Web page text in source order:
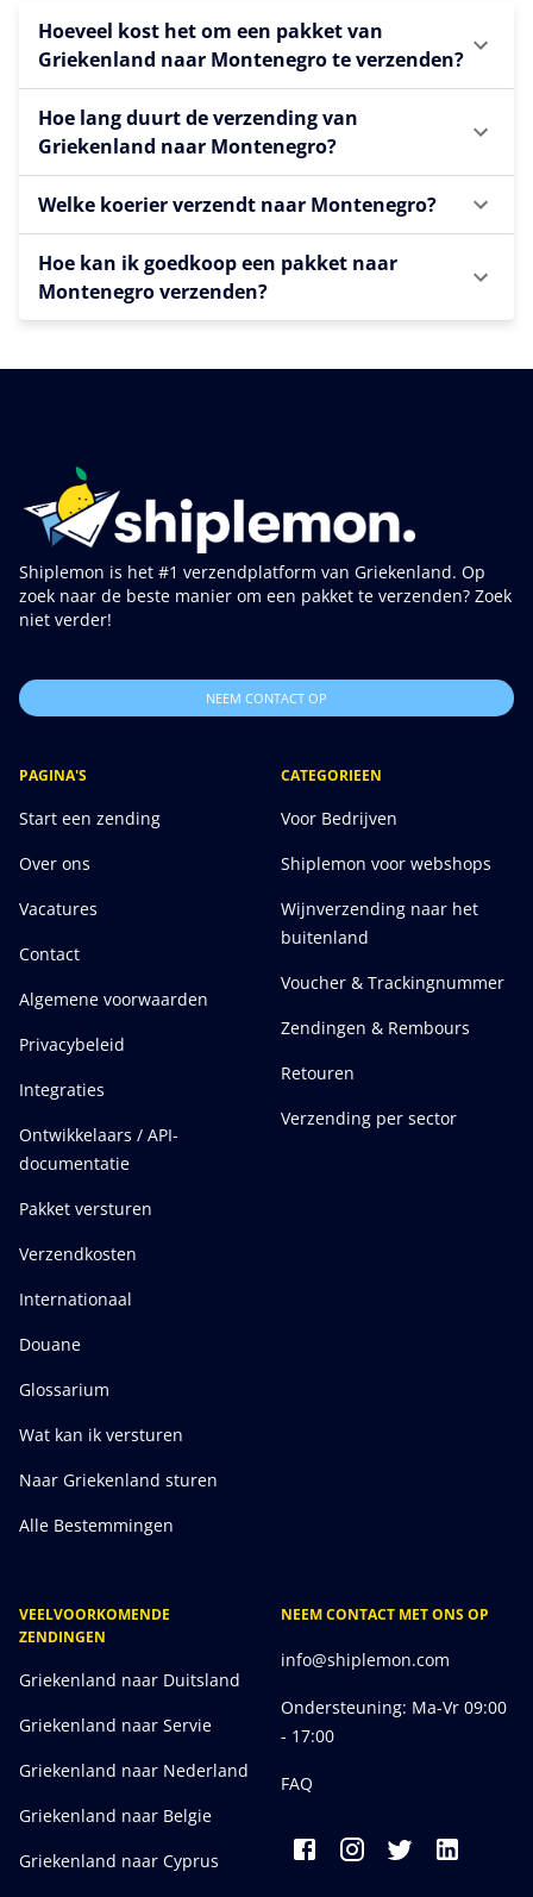
Hoeveel kost het om een pakket van
Griekenland naar Montenegro te verzenden?
Hoe lang duurt de verzending van
Griekenland naar Montenegro?
Welke koerier verzendt naar Montenegro?
Hoe kan ik goedkoop een pakket naar
Montenegro verzenden?
Shiplemon is het #1 verzendplatform van Griekenland. Op
zoek naar de beste manier om een pakket te verzenden? Zoek
niet verder!
NEEM CONTACT OP
PAGINA'S
Start een zending
Over ons
Vacatures
Contact
Algemene voorwaarden
Privacybeleid
Integraties
Ontwikkelaars / API-
documentatie
Pakket versturen
Verzendkosten
Internationaal
Douane
Glossarium
Wat kan ik versturen
Naar Griekenland sturen
Alle Bestemmingen
CATEGORIEEN
Voor Bedrijven
Shiplemon voor webshops
Wijnverzending naar het
buitenland
Voucher & Trackingnummer
Zendingen & Rembours
Retouren
Verzending per sector
VEELVOORKOMENDE
ZENDINGEN
Griekenland naar Duitsland
Griekenland naar Servie
Griekenland naar Nederland
Griekenland naar Belgie
Griekenland naar Cyprus
NEEM CONTACT MET ONS OP
info@shiplemon.com
Ondersteuning: Ma-Vr 09:00
- 17:00
FAQ